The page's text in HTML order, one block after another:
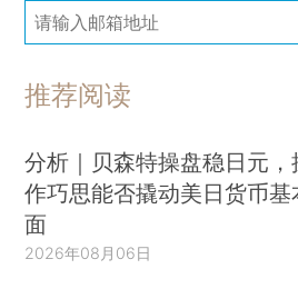
推荐阅读
分析｜贝森特操盘稳日元，
作巧思能否撬动美日货币基
面
2026年08月06日